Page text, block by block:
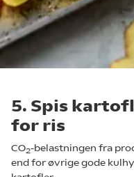
5. Spis
for ris
CO2-belastningen fra
end for øvrige gode